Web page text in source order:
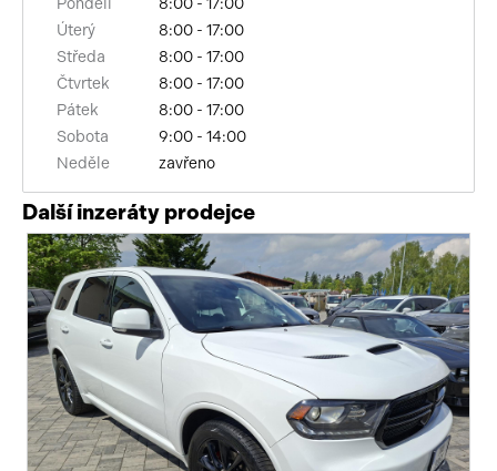
Pondělí
8:00 - 17:00
Úterý
8:00 - 17:00
Středa
8:00 - 17:00
Čtvrtek
8:00 - 17:00
Pátek
8:00 - 17:00
Sobota
9:00 - 14:00
Neděle
zavřeno
Další inzeráty prodejce